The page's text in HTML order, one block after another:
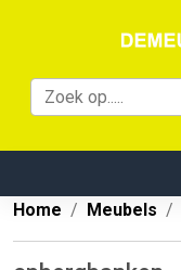
Home
Meubels